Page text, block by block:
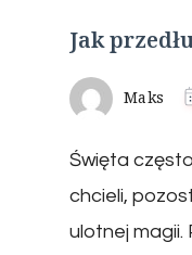
Jak
Maks
Święta
chcieli,
ulotnej magii.